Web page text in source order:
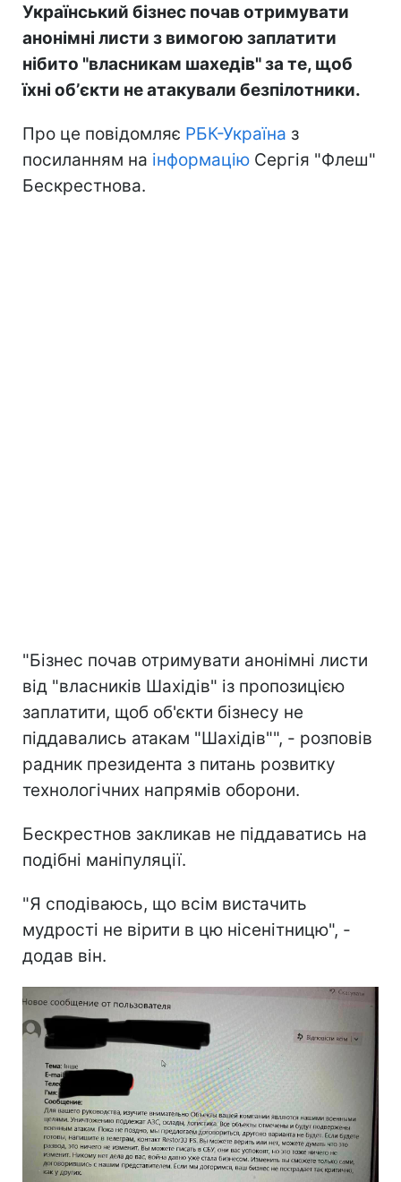
Український бізнес почав отримувати
анонімні листи з вимогою заплатити
нібито "власникам шахедів" за те, щоб
їхні обʼєкти не атакували безпілотники.
Про це повідомляє РБК-Україна з
посиланням на інформацію Сергія "Флеш"
Бескрестнова.
"Бізнес почав отримувати анонімні листи
від "власників Шахідів" із пропозицією
заплатити, щоб об'єкти бізнесу не
піддавались атакам "Шахідів"", - розповів
радник президента з питань розвитку
технологічних напрямів оборони.
Бескрестнов закликав не піддаватись на
подібні маніпуляції.
"Я сподіваюсь, що всім вистачить
мудрості не вірити в цю нісенітницю", -
додав він.